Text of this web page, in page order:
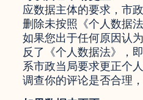
应数据主体的要求，市
删除未按照《个人数据
如果您出于任何原因认
反了《个人数据法》，
系市政当局要求更正个
调查你的评论是否合理